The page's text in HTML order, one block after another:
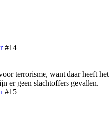
#14
terrorisme, want daar heeft het
er geen slachtoffers gevallen.
#15